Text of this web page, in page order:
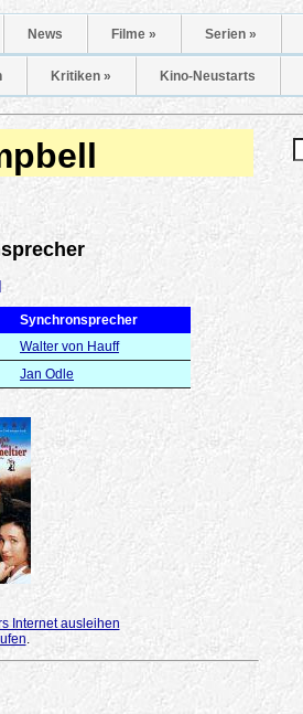
News Filme » Serien »
Kritiken » Kino-Neustarts
Synchronsprecher
Walter von Hauff
Jan Odle
Internet ausleihen
.